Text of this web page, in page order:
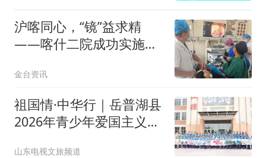
沪喀同心，“镜”益求精
——喀什二院成功实施胃
金台资讯
祖国情·中华行｜岳普湖县
2026年青少年爱国主义研
山东电视文旅频道